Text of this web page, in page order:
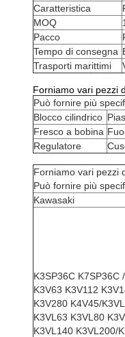
Caratteristica
MOQ
Pacco
Tempo di consegna
Trasporti marittimi
Forniamo vari pezzi
Può fornire più
Blocco cilindrico
Fresco a bobina
Regulatore
Forniamo vari pezzi
Può fornire più
Kawasaki
K3SP36C K7SP36C
K3V63 K3V112
K3V280 K4V45/
K3VL63 K3VL80
K3VL140 K3VL200/